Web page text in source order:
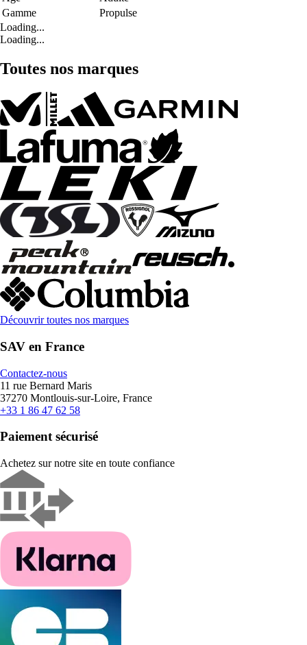
Gamme
Propulse
Loading...
Loading...
Toutes nos marques
Découvrir toutes nos marques
SAV en France
Contactez-nous
11 rue Bernard Maris
37270 Montlouis-sur-Loire, France
+33 1 86 47 62 58
Paiement sécurisé
Achetez sur notre site en toute confiance